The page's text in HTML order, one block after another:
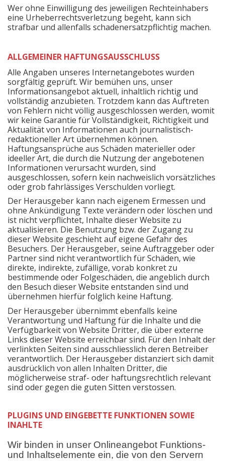
Wer ohne Einwilligung des jeweiligen Rechteinhabers
eine Urheberrechtsverletzung begeht, kann sich
strafbar und allenfalls schadenersatzpflichtig machen.
ALLGEMEINER HAFTUNGSAUSSCHLUSS
Alle Angaben unseres Internetangebotes wurden
sorgfältig geprüft. Wir bemühen uns, unser
Informationsangebot aktuell, inhaltlich richtig und
vollständig anzubieten. Trotzdem kann das Auftreten
von Fehlern nicht völlig ausgeschlossen werden, womit
wir keine Garantie für Vollständigkeit, Richtigkeit und
Aktualität von Informationen auch journalistisch-
redaktioneller Art übernehmen können.
Haftungsansprüche aus Schäden materieller oder
ideeller Art, die durch die Nutzung der angebotenen
Informationen verursacht wurden, sind
ausgeschlossen, sofern kein nachweislich vorsätzliches
oder grob fahrlässiges Verschulden vorliegt.
Der Herausgeber kann nach eigenem Ermessen und
ohne Ankündigung Texte verändern oder löschen und
ist nicht verpflichtet, Inhalte dieser Website zu
aktualisieren. Die Benutzung bzw. der Zugang zu
dieser Website geschieht auf eigene Gefahr des
Besuchers. Der Herausgeber, seine Auftraggeber oder
Partner sind nicht verantwortlich für Schäden, wie
direkte, indirekte, zufällige, vorab konkret zu
bestimmende oder Folgeschäden, die angeblich durch
den Besuch dieser Website entstanden sind und
übernehmen hierfür folglich keine Haftung.
Der Herausgeber übernimmt ebenfalls keine
Verantwortung und Haftung für die Inhalte und die
Verfügbarkeit von Website Dritter, die über externe
Links dieser Website erreichbar sind. Für den Inhalt der
verlinkten Seiten sind ausschliesslich deren Betreiber
verantwortlich. Der Herausgeber distanziert sich damit
ausdrücklich von allen Inhalten Dritter, die
möglicherweise straf- oder haftungsrechtlich relevant
sind oder gegen die guten Sitten verstossen.
PLUGINS UND EINGEBETTE FUNKTIONEN SOWIE
INAHLTE
Wir binden in unser Onlineangebot Funktions-
und Inhaltselemente ein, die von den Servern